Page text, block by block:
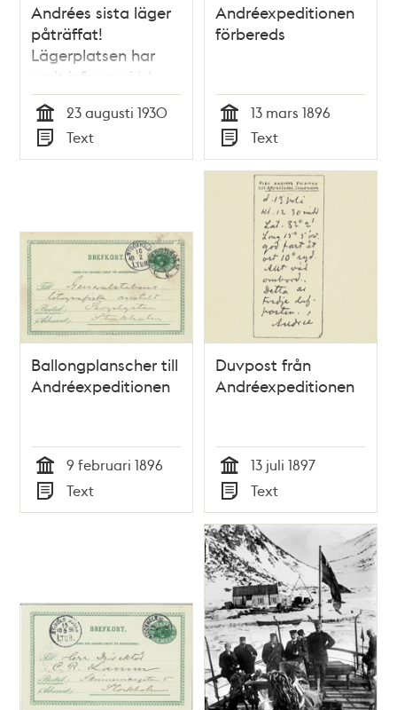
Andrées sista läger
påträffat!
Lägerplatsen har
varit infrusen i is!
Tid
23 augusti 1930
Typ
Text
Andréexpeditionen
förbereds
Tid
13 mars 1896
Typ
Text
Ballongplanscher till
Andréexpeditionen
Tid
9 februari 1896
Typ
Text
Duvpost från
Andréexpeditionen
Tid
13 juli 1897
Typ
Text